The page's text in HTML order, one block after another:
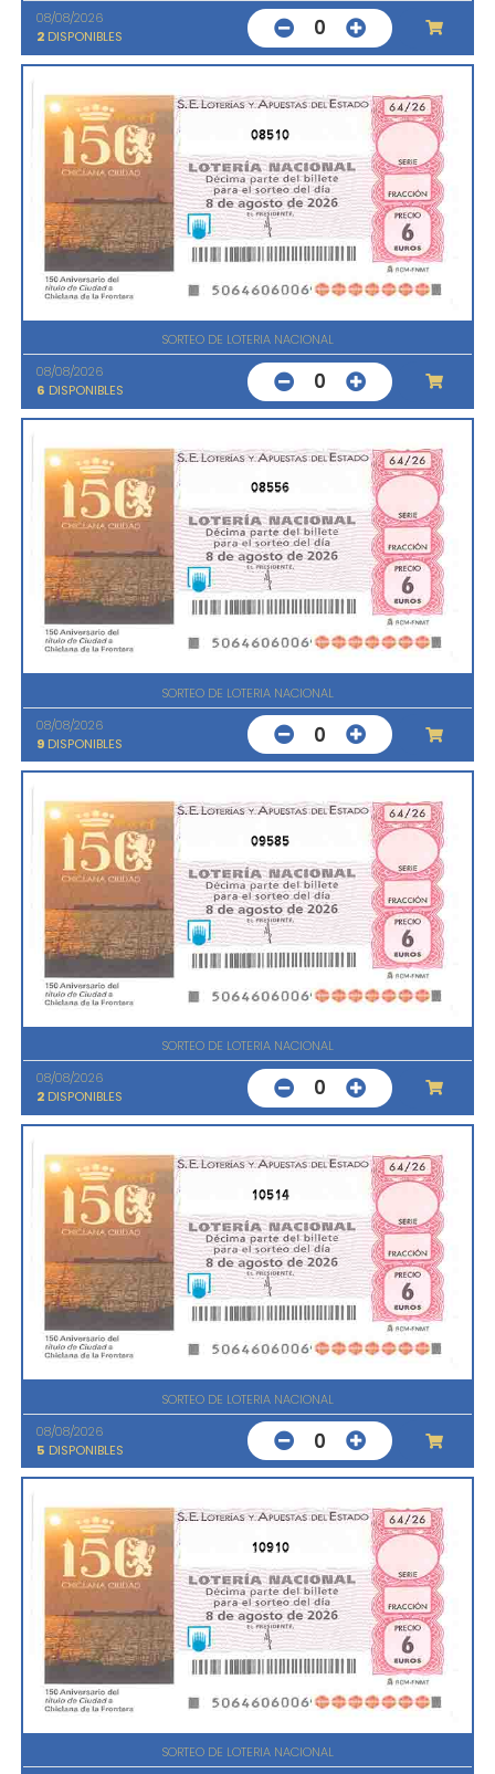
08/08/2026
2 DISPONIBLES 0
08510
SORTEO DE LOTERIA NACIONAL
08/08/2026
6 DISPONIBLES 0
08556
SORTEO DE LOTERIA NACIONAL
08/08/2026
9 DISPONIBLES 0
09585
SORTEO DE LOTERIA NACIONAL
08/08/2026
2 DISPONIBLES 0
10514
SORTEO DE LOTERIA NACIONAL
08/08/2026
5 DISPONIBLES 0
10910
SORTEO DE LOTERIA NACIONAL